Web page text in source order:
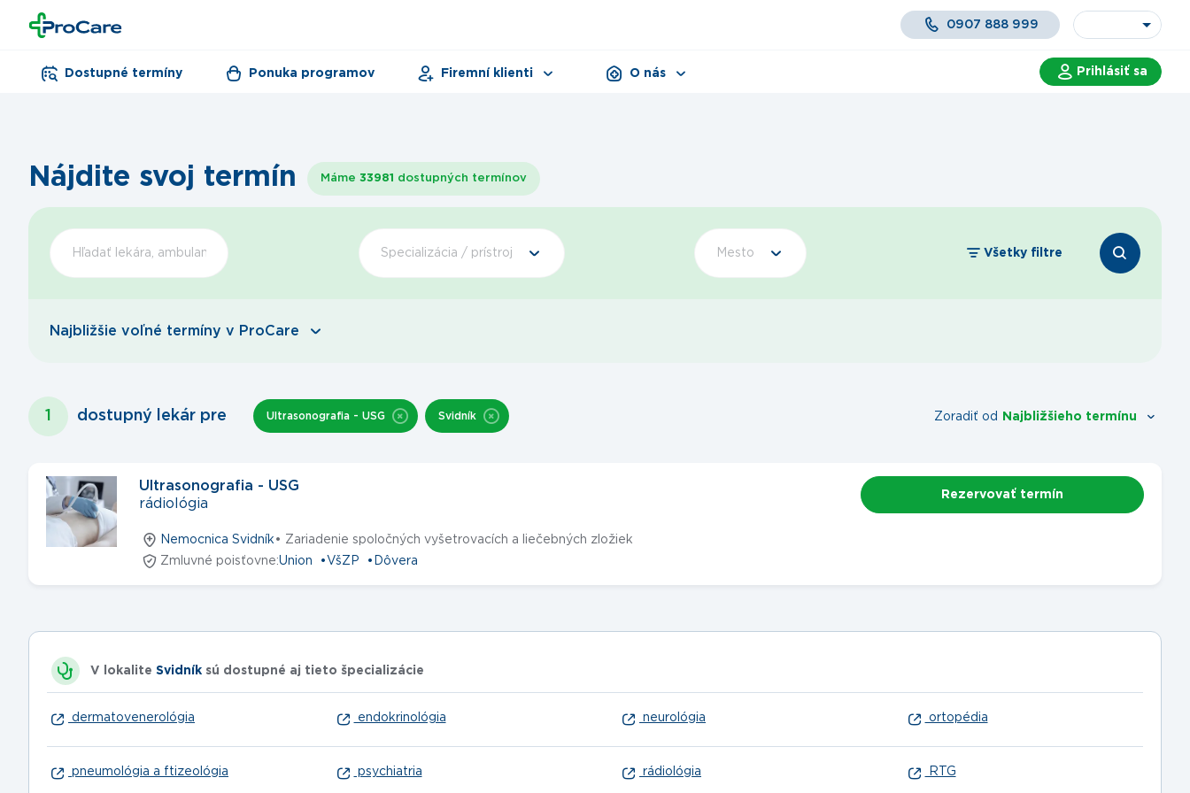
0907 888 999
Dostupné termíny Ponuka programov Firemní klienti O nás Prihlásiť sa
Nájdite svoj termín Máme 33981 dostupných termínov
Špecializácia / prístroj Mesto Všetky filtre
Najbližšie voľné termíny v ProCare
1 dostupný lekár pre Ultrasonografia - USG Svidník Zoradiť od Najbližšieho termínu
Ultrasonografia - USG
rádiológia
Nemocnica Svidník • Zariadenie spoločných vyšetrovacích a liečebných zložiek
Zmluvné poisťovne:Union VšZP Dôvera
Rezervovať termín
V lokalite Svidník sú dostupné aj tieto špecializácie
dermatovenerológia endokrinológia neurológia ortopédia
pneumológia a ftizeológia psychiatria rádiológia RTG